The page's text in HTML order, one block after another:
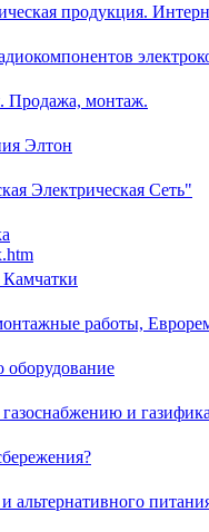
продукция.
Продажа, монтаж.
Элтон
Электрическая Сеть"
работы,
и
альтернативного